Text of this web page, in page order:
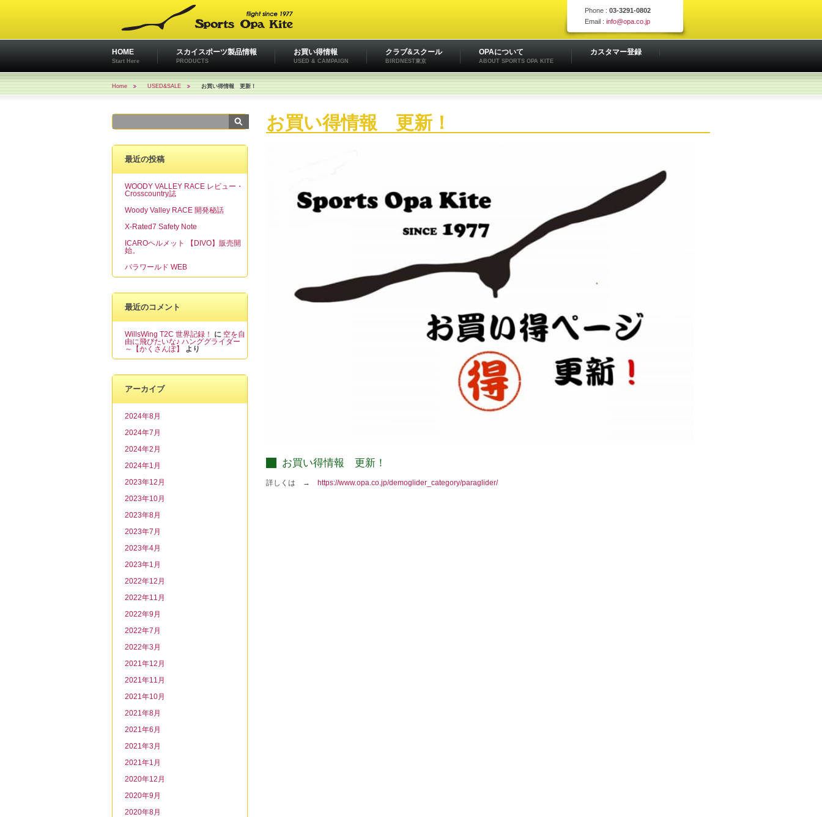
Phone : 03-3291-0802
Email : info@opa.co.jp
HOME
Start Here
スカイスポーツ製品情報
PRODUCTS
お買い得情報
USED & CAMPAIGN
クラブ&スクール
BIRDNEST東京
OPAについて
ABOUT SPORTS OPA KITE
カスタマー登録
Home USED&SALE お買い得情報 更新！
最近の投稿
WOODY VALLEY RACE レビュー・
Crosscountry誌
Woody Valley RACE 開発秘話
X-Rated7 Safety Note
ICAROヘルメット 【DIVO】販売開
始。
パラワールド WEB
最近のコメント
WillsWing T2C 世界記録！ に 空を自
由に飛びたいな♪ ハンググライダー
～【かくさんぽ】
より
アーカイブ
2024年8月
2024年7月
2024年2月
2024年1月
2023年12月
2023年10月
2023年8月
2023年7月
2023年4月
2023年1月
2022年12月
2022年11月
2022年9月
2022年7月
2022年3月
2021年12月
2021年11月
2021年10月
2021年8月
2021年6月
2021年3月
2021年1月
2020年12月
2020年9月
2020年8月
お買い得情報 更新！
お買い得情報 更新！
詳しくは → https://www.opa.co.jp/demoglider_category/paraglider/